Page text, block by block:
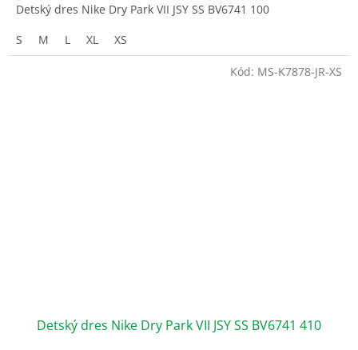
Detský dres Nike Dry Park VII JSY SS BV6741 100
S
M L XL XS
Detský dres Nike Dry Park VII JSY SS BV6741 410
Kód: MS-K7878-JR-XS